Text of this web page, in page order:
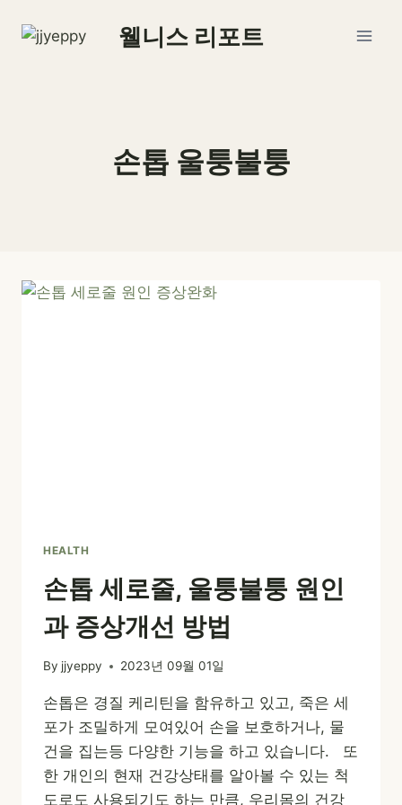
웰니스 리포트
손톱 울퉁불퉁
HEALTH
손톱 세로줄, 울퉁불퉁 원인
과 증상개선 방법
By jjyeppy 2023년 09월 01일
손톱은 경질 케리틴을 함유하고 있고, 죽은 세
포가 조밀하게 모여있어 손을 보호하거나, 물
건을 집는등 다양한 기능을 하고 있습니다. 또
한 개인의 현재 건강상태를 알아볼 수 있는 척
도로도 사용되기도 하는 만큼, 우리몸의 건강